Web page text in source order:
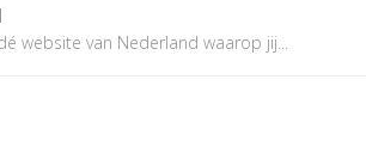
website van Nederland waarop jij...